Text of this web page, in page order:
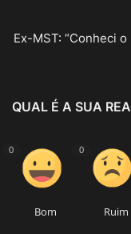
Ex-MST: “Conheci
QUAL É A SUA
0
Bom
0
Ruim